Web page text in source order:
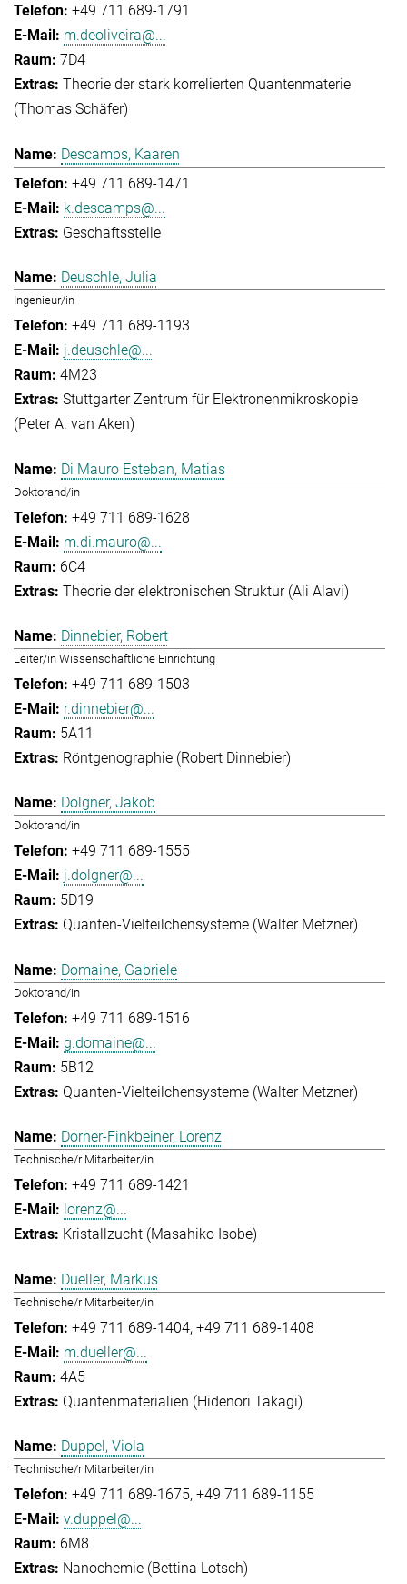
+49 711 689-1791
m.deoliveira@...
7D4
Theorie der stark korrelierten Quantenmaterie
(Thomas Schäfer)
Descamps, Kaaren
+49 711 689-1471
k.descamps@...
Geschäftsstelle
Deuschle, Julia
Ingenieur/in
+49 711 689-1193
j.deuschle@...
4M23
Stuttgarter Zentrum für Elektronenmikroskopie
(Peter A. van Aken)
Di Mauro Esteban, Matias
Doktorand/in
+49 711 689-1628
m.di.mauro@...
6C4
Theorie der elektronischen Struktur (Ali Alavi)
Dinnebier, Robert
Leiter/in Wissenschaftliche Einrichtung
+49 711 689-1503
r.dinnebier@...
5A11
Röntgenographie (Robert Dinnebier)
Dolgner, Jakob
Doktorand/in
+49 711 689-1555
j.dolgner@...
5D19
Quanten-Vielteilchensysteme (Walter Metzner)
Domaine, Gabriele
Doktorand/in
+49 711 689-1516
g.domaine@...
5B12
Quanten-Vielteilchensysteme (Walter Metzner)
Dorner-Finkbeiner, Lorenz
Technische/r Mitarbeiter/in
+49 711 689-1421
lorenz@...
Kristallzucht (Masahiko Isobe)
Dueller, Markus
Technische/r Mitarbeiter/in
+49 711 689-1404 +49 711 689-1408
m.dueller@...
4A5
Quantenmaterialien (Hidenori Takagi)
Duppel, Viola
Technische/r Mitarbeiter/in
+49 711 689-1675 +49 711 689-1155
v.duppel@...
6M8
Nanochemie (Bettina Lotsch)